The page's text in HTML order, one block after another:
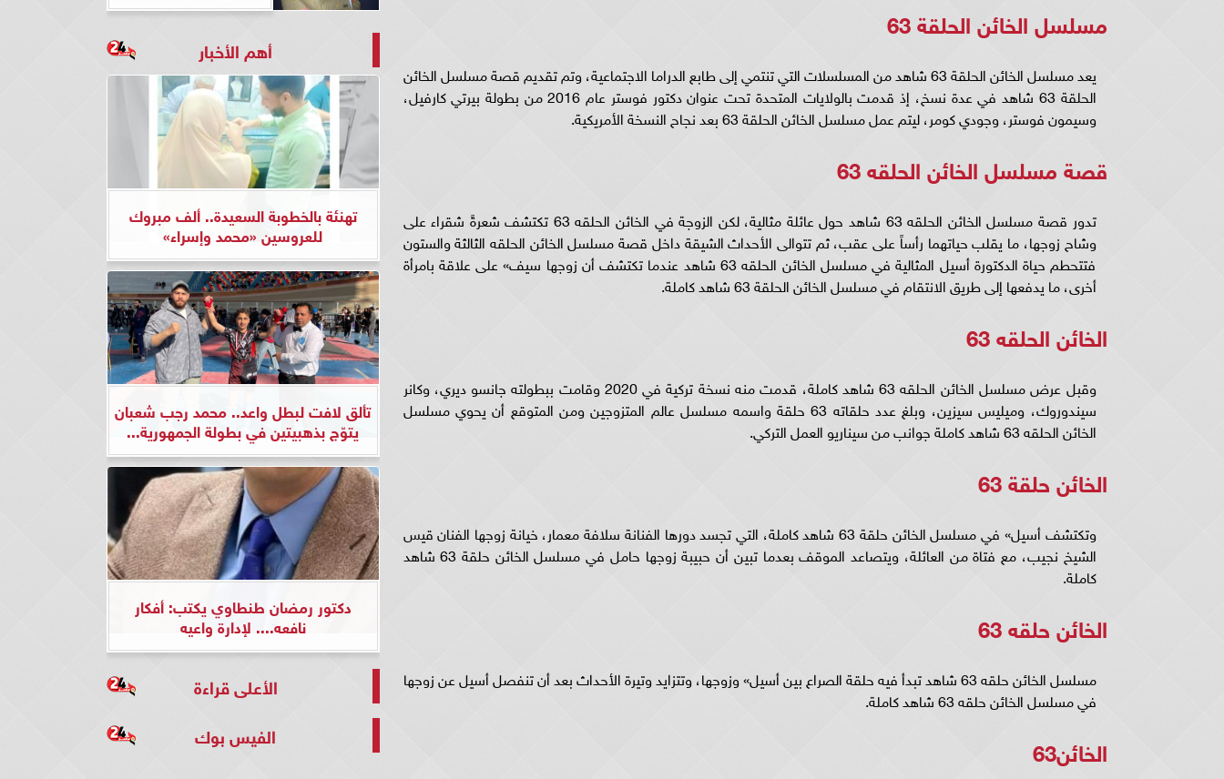
مسلسل الخائن الحلقة 63
يعد مسلسل الخائن الحلقة 63 شاهد من المسلسلات التي تنتمي إلى طابع الدراما الاجتماعية، وتم تقديم قصة مسلسل الخائن
الحلقة 63 شاهد في عدة نسخ، إذ قدمت بالولايات المتحدة تحت عنوان دكتور فوستر عام 2016 من بطولة بيرتي كارفيل،
وسيمون فوستر، وجودي كومر، ليتم عمل مسلسل الخائن الحلقة 63 بعد نجاح النسخة الأمريكية.
قصة مسلسل الخائن الحلقه 63
تدور قصة مسلسل الخائن الحلقه 63 شاهد حول عائلة مثالية، لكن الزوجة في الخائن الحلقه 63 تكتشف شعرةً شقراء على
وشاح زوجها، ما يقلب حياتهما رأساً على عقب، ثم تتوالى الأحداث الشيقة داخل قصة مسلسل الخائن الحلقه الثالثة والستون
فتتحطم حياة الدكتورة أسيل المثالية في مسلسل الخائن الحلقه 63 شاهد عندما تكتشف أن زوجها سيف» على علاقة بامرأة
أخرى، ما يدفعها إلى طريق الانتقام في مسلسل الخائن الحلقة 63 شاهد كاملة.
الخائن الحلقه 63
وقبل عرض مسلسل الخائن الحلقه 63 شاهد كاملة، قدمت منه نسخة تركية في 2020 وقامت ببطولته جانسو ديري، وكانر
سيندوروك، وميليس سيزين، وبلغ عدد حلقاته 63 حلقة واسمه مسلسل عالم المتزوجين ومن المتوقع أن يحوي مسلسل
الخائن الحلقه 63 شاهد كاملة جوانب من سيناريو العمل التركي.
الخائن حلقة 63
وتكتشف أسيل» في مسلسل الخائن حلقة 63 شاهد كاملة، التي تجسد دورها الفنانة سلافة معمار، خيانة زوجها الفنان قيس
الشيخ نجيب، مع فتاة من العائلة، ويتصاعد الموقف بعدما تبين أن حبيبة زوجها حامل في مسلسل الخائن حلقة 63 شاهد
كاملة.
الخائن حلقه 63
مسلسل الخائن حلقه 63 شاهد تبدأ فيه حلقة الصراع بين أسيل» وزوجها، وتتزايد وتيرة الأحداث بعد أن تنفصل أسيل عن زوجها
في مسلسل الخائن حلقه 63 شاهد كاملة.
الخائن63
أهم الأخبار
تهنئة بالخطوبة السعيدة.. ألف مبروك
للعروسين «محمد وإسراء»
تألق لافت لبطل واعد.. محمد رجب شعبان
يتوّج بذهبيتين في بطولة الجمهورية...
دكتور رمضان طنطاوي يكتب: أفكار
نافعه.... لإدارة واعيه
الأعلى قراءة
الفيس بوك